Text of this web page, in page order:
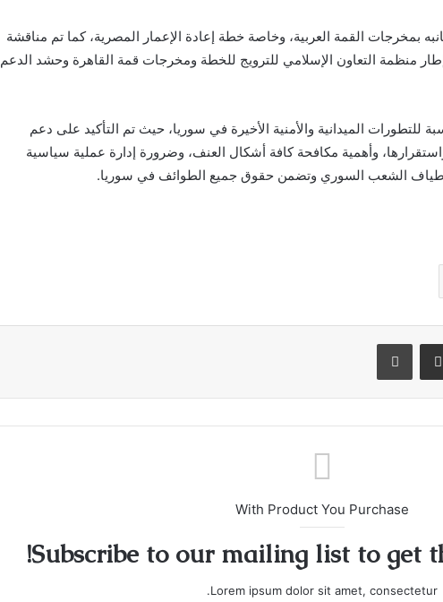
بمخرجات القمة العربية، وخاصة خطة إعادة الإعمار المصرية، كما تم مناقشة
منظمة التعاون الإسلامي للترويج للخطة ومخرجات قمة القاهرة وحشد الدعم
للتطورات الميدانية والأمنية الأخيرة في سوريا، حيث تم التأكيد على دعم
وأهمية مكافحة كافة أشكال العنف، وضرورة إدارة عملية سياسية
أطياف الشعب السوري وتضمن حقوق جميع الطوائف في سوريا.
مشاركة عبر البريد طباعة
With Product You Purchase
Subscribe to our mailing list to get
Lorem ipsum dolor sit amet, consectetur.